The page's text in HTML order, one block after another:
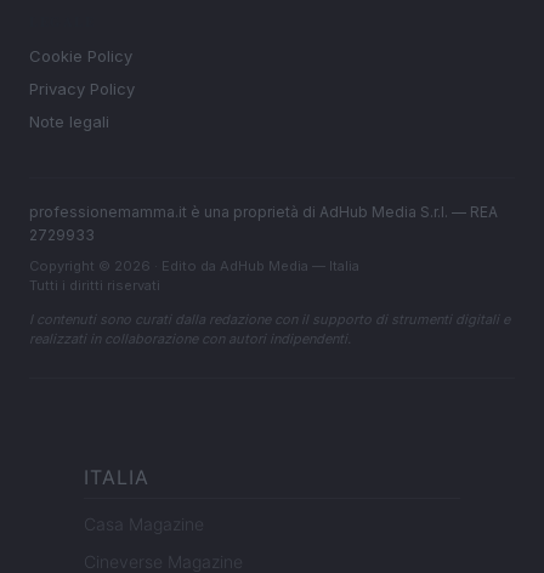
Cookie Policy
Privacy Policy
Note legali
professionemamma.it è una proprietà di AdHub Media S.r.l. — REA
2729933
Copyright © 2026 · Edito da AdHub Media — Italia
Tutti i diritti riservati
I contenuti sono curati dalla redazione con il supporto di strumenti digitali e
realizzati in collaborazione con autori indipendenti.
ITALIA
Casa Magazine
Cineverse Magazine